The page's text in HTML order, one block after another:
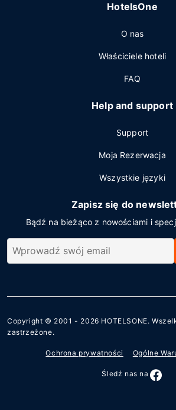
HotelsOne
O nas
Właściciele hoteli
FAQ
Help and support
Support
Moja Rezerwacja
Wszystkie języki
Zapisz się do
Bądź na bieżąco z nowościami i
Copyright © 2001 - 2026 HOTELSONE.
zastrzeżone.
Ochrona prywatności Ogólne
Śledź nas na